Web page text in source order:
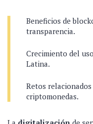
Beneficios de
transparencia.
Crecimiento del
Latina.
Retos
criptomonedas.